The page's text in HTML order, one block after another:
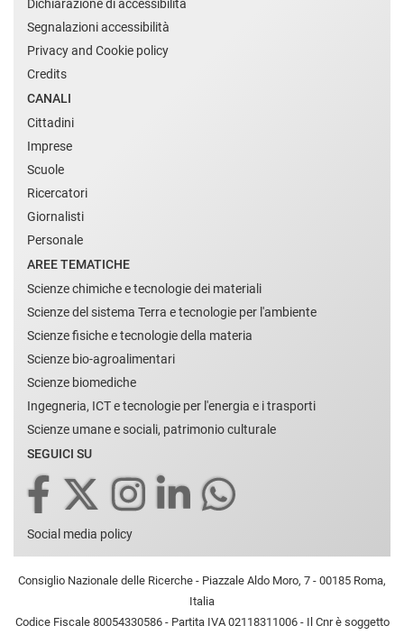
Dichiarazione di accessibilità
Segnalazioni accessibilità
Privacy and Cookie policy
Credits
CANALI
Cittadini
Imprese
Scuole
Ricercatori
Giornalisti
Personale
AREE TEMATICHE
Scienze chimiche e tecnologie dei materiali
Scienze del sistema Terra e tecnologie per l'ambiente
Scienze fisiche e tecnologie della materia
Scienze bio-agroalimentari
Scienze biomediche
Ingegneria, ICT e tecnologie per l'energia e i trasporti
Scienze umane e sociali, patrimonio culturale
SEGUICI SU
Social media policy
Consiglio Nazionale delle Ricerche - Piazzale Aldo Moro, 7 - 00185 Roma,
Italia
Codice Fiscale 80054330586 - Partita IVA 02118311006 - Il Cnr è soggetto